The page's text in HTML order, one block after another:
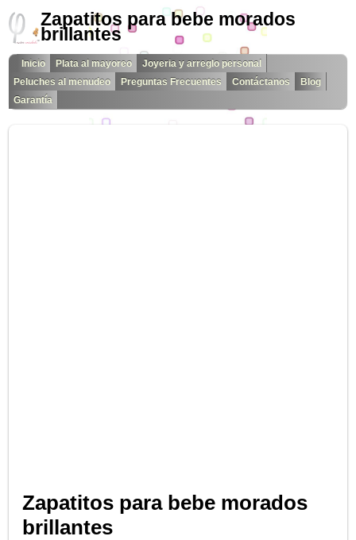
Zapatitos para bebe morados
brillantes
Inicio Plata al mayoreo
Joyeria y arreglo personal
Peluches al menudeo
Preguntas Frecuentes Contáctanos
Blog
Garantía
Zapatitos para bebe morados
brillantes